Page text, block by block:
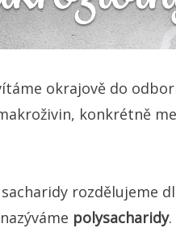
okrajově do
konkrétně
sacharidy rozdělujeme
polysacharidy